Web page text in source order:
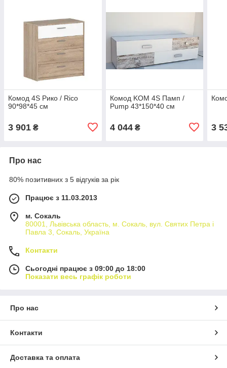
Комод 4S Рико / Rico
90*98*45 см
3 901 ₴
Комод KOM 4S Памп /
Pump 43*150*40 см
4 044₴ 3
Про нас
80% позитивних з 5 відгуків за рік
Працює з 11.03.2013
м. Сокаль
80001, Львівська область, м. Сокаль, вул. Святих Петра і
Павла 3, Сокаль, Україна
Контакти
Сьогодні працює з 09:00 до 18:00
Показати весь графік роботи
Про нас
Контакти
Доставка та оплата